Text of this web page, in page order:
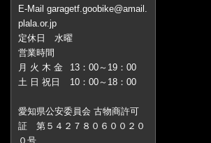
E-Mail garagetf.goobike@amail.
plala.or.jp
定休日 水曜
営業時間
月 火 木 金
13：00～19：00
土 日 祝日
10：00～18：00
愛知県公安委員会 古物商許可
証 第５４２７８０６００２０
０号